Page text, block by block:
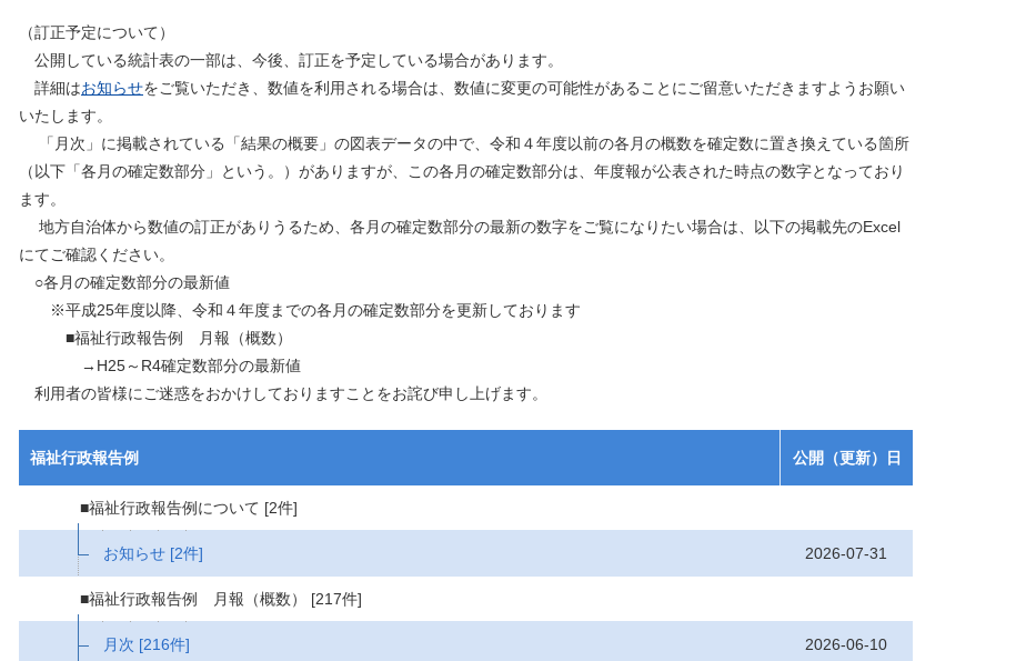
（訂正予定について）
公開している統計表の一部は、今後、訂正を予定している場合があります。
詳細はお知らせをご覧いただき、数値を利用される場合は、数値に変更の可能性があることにご留意いただきますようお願い
いたします。
「月次」に掲載されている「結果の概要」の図表データの中で、令和４年度以前の各月の概数を確定数に置き換えている箇所
（以下「各月の確定数部分」という。）がありますが、この各月の確定数部分は、年度報が公表された時点の数字となっており
ます。
地方自治体から数値の訂正がありうるため、各月の確定数部分の最新の数字をご覧になりたい場合は、以下の掲載先のExcel
にてご確認ください。
○各月の確定数部分の最新値
※平成25年度以降、令和４年度までの各月の確定数部分を更新しております
■福祉行政報告例 月報（概数）
→H25～R4確定数部分の最新値
利用者の皆様にご迷惑をおかけしておりますことをお詫び申し上げます。
福祉行政報告例 公開（更新）日
■福祉行政報告例について [2件]
お知らせ [2件] 2026-07-31
■福祉行政報告例 月報（概数） [217件]
月次 [216件] 2026-06-10